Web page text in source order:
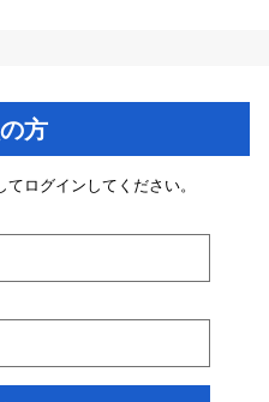
方
ログインしてください。